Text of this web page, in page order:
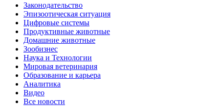
Законодательство
Эпизоотическая ситуация
Цифровые системы
Продуктивные животные
Домашние животные
Зообизнес
Наука и Технологии
Мировая ветеринария
Образование и карьера
Аналитика
Видео
Все новости